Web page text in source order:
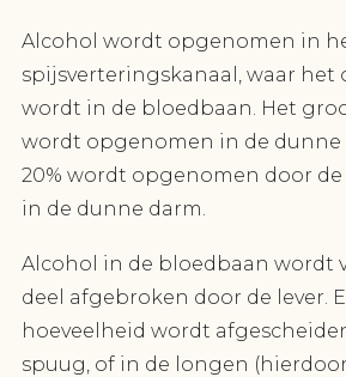
Alcohol wordt opgenomen in
spijsverteringskanaal, waar het
wordt in de bloedbaan. Het
wordt opgenomen in de dunne
20% wordt opgenomen door de
in de dunne darm.
Alcohol in de bloedbaan wordt
deel afgebroken door de lever.
hoeveelheid wordt
spuug, of in de longen